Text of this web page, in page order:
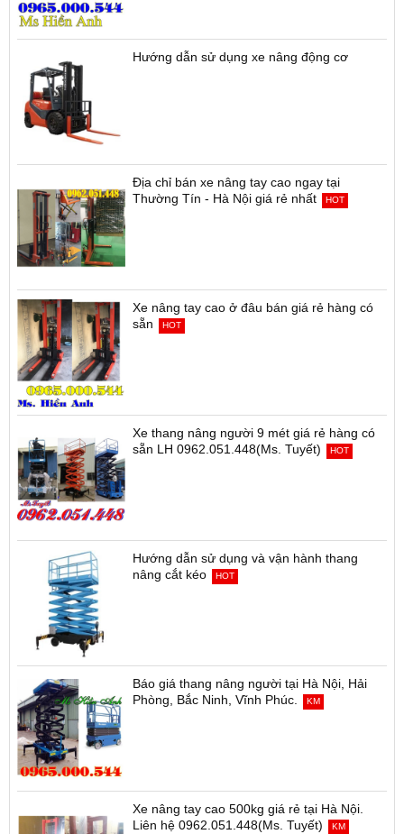
Hướng dẫn sử dụng xe nâng động cơ
Địa chỉ bán xe nâng tay cao ngay tại
Thường Tín - Hà Nội giá rẻ nhất
HOT
Xe nâng tay cao ở đâu bán giá rẻ hàng có
sẵn
HOT
Xe thang nâng người 9 mét giá rẻ hàng có
sẵn LH 0962.051.448(Ms. Tuyết)
HOT
Hướng dẫn sử dụng và vận hành thang
nâng cắt kéo
HOT
Báo giá thang nâng người tại Hà Nội, Hải
Phòng, Bắc Ninh, Vĩnh Phúc.
KM
Xe nâng tay cao 500kg giá rẻ tại Hà Nội.
Liên hệ 0962.051.448(Ms. Tuyết)
KM